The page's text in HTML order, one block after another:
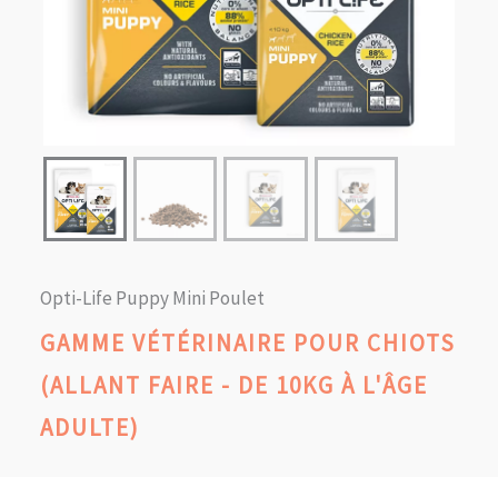
Opti-Life Puppy Mini Poulet
GAMME VÉTÉRINAIRE POUR CHIOTS
(ALLANT FAIRE - DE 10KG À L'ÂGE
ADULTE)